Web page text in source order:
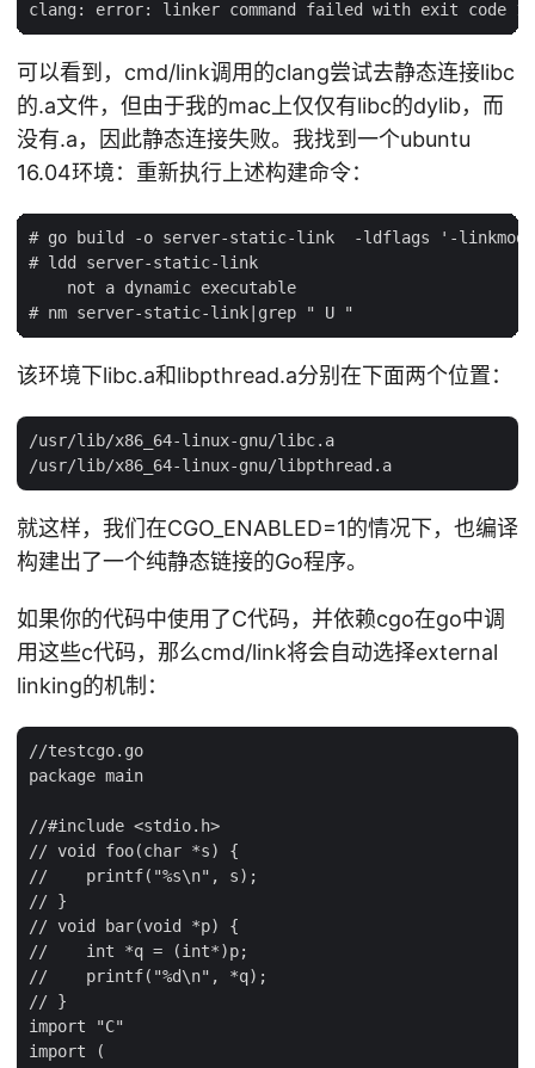
可以看到，cmd/link调用的clang尝试去静态连接libc
的.a文件，但由于我的mac上仅仅有libc的dylib，而
没有.a，因此静态连接失败。我找到一个ubuntu
16.04环境：重新执行上述构建命令：
# go build -o server-static-link  -ldflags '-
# ldd server-static-link
    not a dynamic executable
该环境下libc.a和libpthread.a分别在下面两个位置：
/usr/lib/x86_64-linux-gnu/libc.a
就这样，我们在CGO_ENABLED=1的情况下，也编译
构建出了一个纯静态链接的Go程序。
如果你的代码中使用了C代码，并依赖cgo在go中调
用这些c代码，那么cmd/link将会自动选择external
linking的机制：
//testcgo.go
package main
//#include <stdio.h>
// void foo(char *s) {
//    printf("%s\n", s);
// }
// void bar(void *p) {
//    int *q = (int*)p;
//    printf("%d\n", *q);
// }
import "C"
import (